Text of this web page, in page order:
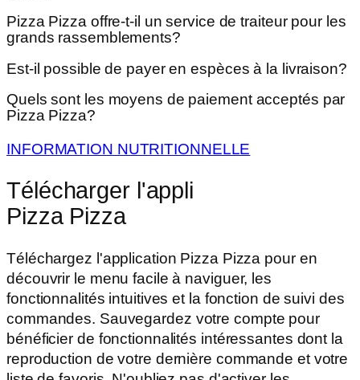
Pizza Pizza offre-t-il un service de traiteur pour les
grands rassemblements?
Est-il possible de payer en espèces à la livraison?
Quels sont les moyens de paiement acceptés par
Pizza Pizza?
INFORMATION NUTRITIONNELLE
Télécharger l'appli
Pizza Pizza
Téléchargez l'application Pizza Pizza pour en
découvrir le menu facile à naviguer, les
fonctionnalités intuitives et la fonction de suivi des
commandes. Sauvegardez votre compte pour
bénéficier de fonctionnalités intéressantes dont la
reproduction de votre dernière commande et votre